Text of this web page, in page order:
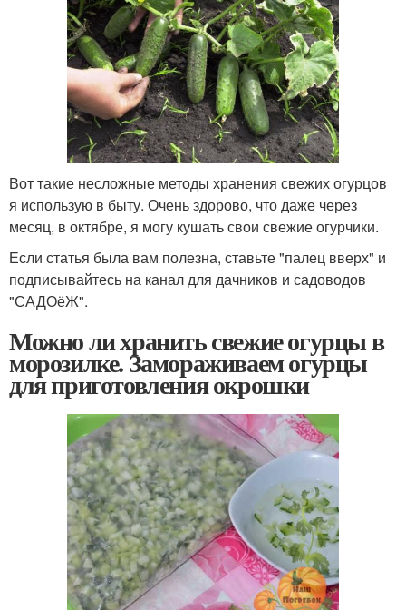
Вот такие несложные методы хранения свежих огурцов
я использую в быту. Очень здорово, что даже через
месяц, в октябре, я могу кушать свои свежие огурчики.
Если статья была вам полезна, ставьте "палец вверх" и
подписывайтесь на канал для дачников и садоводов
"САДОёЖ".
Можно ли хранить свежие огурцы в
морозилке. Замораживаем огурцы
для приготовления окрошки